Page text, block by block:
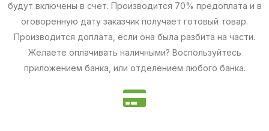
будут включены в счет. Производится 70% предоплата и в
оговоренную дату заказчик получает готовый товар.
Производится доплата, если она была разбита на части.
Желаете оплачивать наличными? Воспользуйтесь
приложением банка, или отделением любого банка.